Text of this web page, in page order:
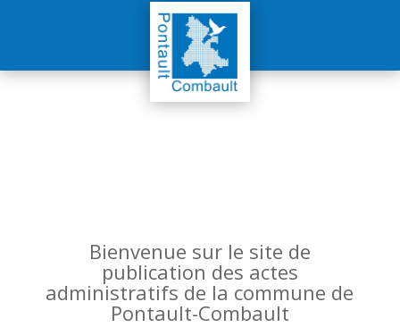
Bienvenue sur le site de
publication des actes
administratifs de la commune de
Pontault-Combault